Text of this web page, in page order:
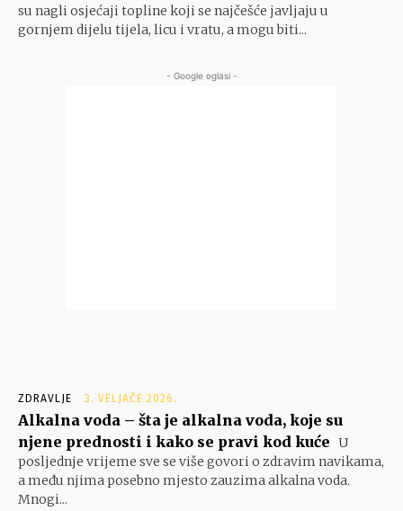
su nagli osjećaji topline koji se najčešće javljaju u
gornjem dijelu tijela, licu i vratu, a mogu biti...
- Google oglasi -
ZDRAVLJE 3. VELJAČE 2026.
Alkalna voda – šta je alkalna voda, koje su
njene prednosti i kako se pravi kod kuće U
posljednje vrijeme sve se više govori o zdravim navikama,
a među njima posebno mjesto zauzima alkalna voda.
Mnogi...